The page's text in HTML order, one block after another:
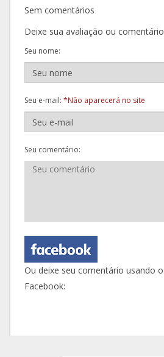
Sem comentários
Deixe sua avaliação ou comentário
Seu nome:
Seu e-mail: *Não aparecerá no site
Seu comentário:
Ou deixe seu comentário usando o
Facebook: